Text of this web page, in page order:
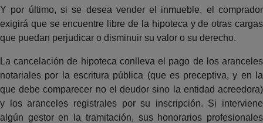
Y por último, si se desea vender el inmueble, el comprador
exigirá que se encuentre libre de la hipoteca y de otras cargas
que puedan perjudicar o disminuir su valor o su derecho.
La cancelación de hipoteca conlleva el pago de los aranceles
notariales por la escritura pública (que es preceptiva, y en la
que debe comparecer no el deudor sino la entidad acreedora)
y los aranceles registrales por su inscripción. Si interviene
algún gestor en la tramitación, sus honorarios profesionales